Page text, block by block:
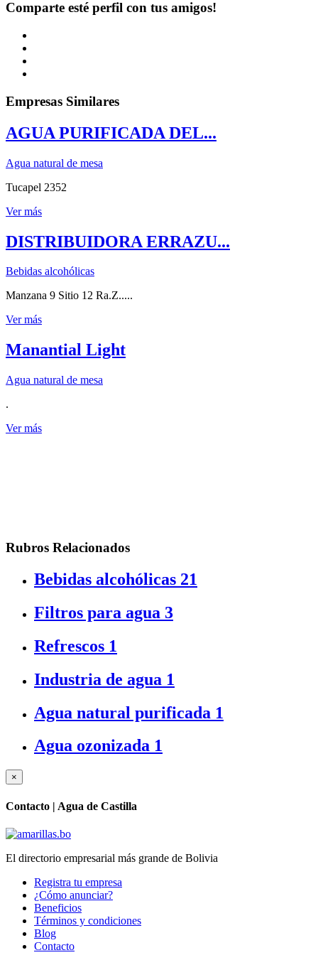
Comparte esté perfil con tus amigos!
Empresas Similares
AGUA PURIFICADA DEL...
Agua natural de mesa
Tucapel 2352
Ver más
DISTRIBUIDORA ERRAZU...
Bebidas alcohólicas
Manzana 9 Sitio 12 Ra.Z.....
Ver más
Manantial Light
Agua natural de mesa
.
Ver más
Rubros Relacionados
Bebidas alcohólicas 21
Filtros para agua 3
Refrescos 1
Industria de agua 1
Agua natural purificada 1
Agua ozonizada 1
×
Contacto | Agua de Castilla
El directorio empresarial más grande de Bolivia
Registra tu empresa
¿Cómo anunciar?
Beneficios
Términos y condiciones
Blog
Contacto